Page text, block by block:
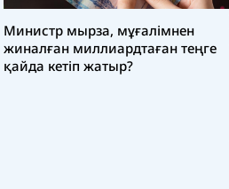
Министр мырза, мұғалімнен
жиналған миллиардтаған теңге
қайда кетіп жатыр?